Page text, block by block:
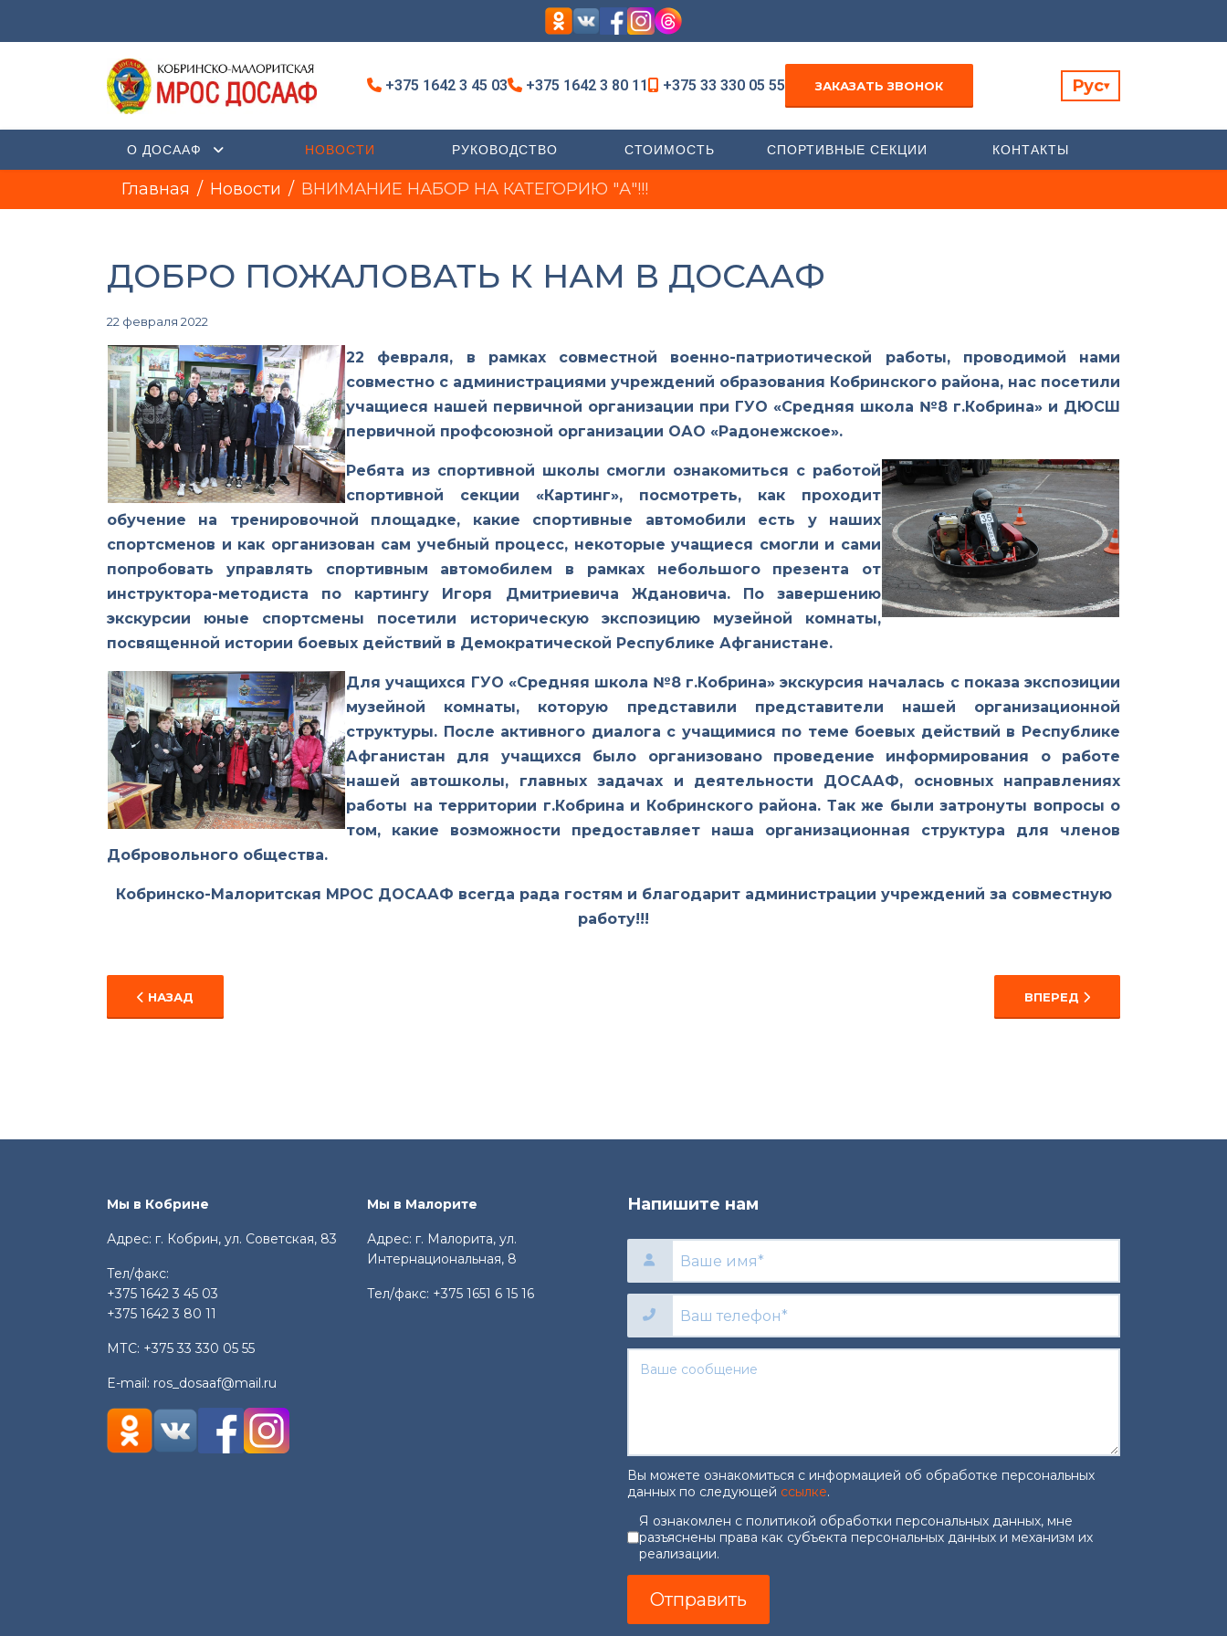
+375 1642 3 45 03 +375 1642 3 80 11 +375 33 330 05 55 ЗАКАЗАТЬ ЗВОНОК Рус▾
О ДОСААФ НОВОСТИ РУКОВОДСТВО СТОИМОСТЬ СПОРТИВНЫЕ СЕКЦИИ КОНТАКТЫ
Главная Новости ВНИМАНИЕ НАБОР НА КАТЕГОРИЮ "А"!!!
ДОБРО ПОЖАЛОВАТЬ К НАМ В ДОСААФ
22 февраля 2022
22 февраля, в рамках совместной военно-патриотической работы, проводимой нами
совместно с администрациями учреждений образования Кобринского района, нас посетили
учащиеся нашей первичной организации при ГУО «Средняя школа №8 г.Кобрина» и ДЮСШ
первичной профсоюзной организации ОАО «Радонежское».
Ребята из спортивной школы смогли ознакомиться с работой
спортивной секции «Картинг», посмотреть, как проходит
обучение на тренировочной площадке, какие спортивные автомобили есть у наших
спортсменов и как организован сам учебный процесс, некоторые учащиеся смогли и сами
попробовать управлять спортивным автомобилем в рамках небольшого презента от
инструктора-методиста по картингу Игоря Дмитриевича Ждановича. По завершению
экскурсии юные спортсмены посетили историческую экспозицию музейной комнаты,
посвященной истории боевых действий в Демократической Республике Афганистане.
Для учащихся ГУО «Средняя школа №8 г.Кобрина» экскурсия началась с показа экспозиции
музейной комнаты, которую представили представители нашей организационной
структуры. После активного диалога с учащимися по теме боевых действий в Республике
Афганистан для учащихся было организовано проведение информирования о работе
нашей автошколы, главных задачах и деятельности ДОСААФ, основных направлениях
работы на территории г.Кобрина и Кобринского района. Так же были затронуты вопросы о
том, какие возможности предоставляет наша организационная структура для членов
Добровольного общества.
Кобринско-Малоритская МРОС ДОСААФ всегда рада гостям и благодарит администрации учреждений за совместную
работу!!!
ПРЕДЫДУЩИЙ: С ДНЕМ ЗАЩИТНИКОВ ОТЕЧЕСТВА И ВООРУЖЕННЫХ СИЛ!!! (23 ФЕВРАЛЯ В Г.КОБРИНЕ СОСТОЯЛСЯ ТОРЖЕСТВЕННЫЙ МИТИНГ …)
НАЗАД СЛЕДУЮЩИЙ: ДОБРО
ВПЕРЕД
Мы в Кобрине
Адрес: г. Кобрин, ул. Советская, 83
Тел/факс:
+375 1642 3 45 03
+375 1642 3 80 11
МТС: +375 33 330 05 55
E-mail: ros_dosaaf@mail.ru
Мы в Малорите
Адрес: г. Малорита, ул.
Интернациональная, 8
Тел/факс: +375 1651 6 15 16
Напишите нам
Вы можете ознакомиться с информацией об обработке персональных
данных по следующей ссылке.
Согласие на обработку персональных данных
Я ознакомлен с политикой обработки персональных данных, мне
разъяснены права как субъекта персональных данных и механизм их
реализации.
Отправить